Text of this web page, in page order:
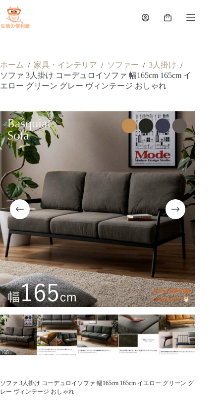
ホーム / 家具・インテリア / ソファー / 3人掛け /
ソファ 3人掛け コーデュロイソファ 幅165cm 165cm イ
エロー グリーン グレー ヴィンテージ おしゃれ
ソファ 3人掛け コーデュロイソファ 幅165cm 165cm イエロー グリーン グ
レー ヴィンテージ おしゃれ